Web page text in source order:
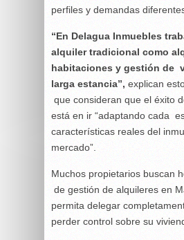
perfiles y demandas
“En Delagua Inmuebles
alquiler tradicional como
habitaciones y gestión de
larga estancia”, explican
que consideran que el éxito
está en ir “adaptando cada
características reales del
mercado”.
Muchos propietarios buscan
de gestión de alquileres en
permita delegar
perder control sobre su